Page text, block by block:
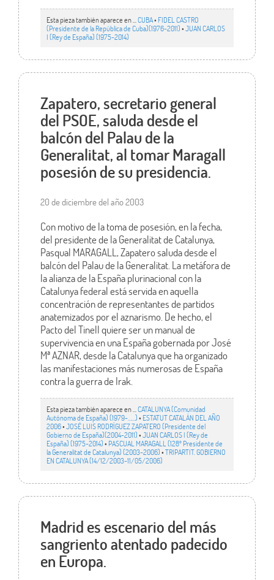
Esta pieza también aparece en ... CUBA• FIDEL CASTRO
(Presidente de la República de Cuba)(1976-2011)•JUAN CARLOS
I (Rey de España) (1975-2014)
Zapatero, secretario general
del PSOE, saluda desde el
balcón del Palau de la
Generalitat, al tomar Maragall
posesión de su presidencia.
20 de diciembre del año 2003
Con motivo de la toma de posesión, en la fecha,
del presidente de la Generalitat de Catalunya,
Pasqual MARAGALL, Zapatero saluda desde el
balcón del Palau de la Generalitat. La metáfora de
la alianza de la España plurinacional con la
Catalunya federal está servida en aquella
concentración de representantes de partidos
anatemizados por el aznarismo. De hecho, el
Pacto del Tinell quiere ser un manual de
supervivencia en una España gobernada por José
Mª AZNAR, desde la Catalunya que ha organizado
las manifestaciones más numerosas de España
contra la guerra de Irak.
Esta pieza también aparece en ... CATALUNYA (Comunidad
Autónoma de España) (1979-……)• ESTATUT CATALÁN DEL AÑO
2006•JOSÉ LUIS RODRÍGUEZ ZAPATERO (Presidente del
Gobierno de España)(2004-2011)•JUAN CARLOS I (Rey de
España) (1975-2014)• PASCUAL MARAGALL (128º Presidente de
la Generalitat de Catalunya) (2003-2006)•TRIPARTIT. GOBIERNO
EN CATALUNYA (14/12/2003-11/05/2006)
Madrid es escenario del más
sangriento atentado padecido
en Europa.